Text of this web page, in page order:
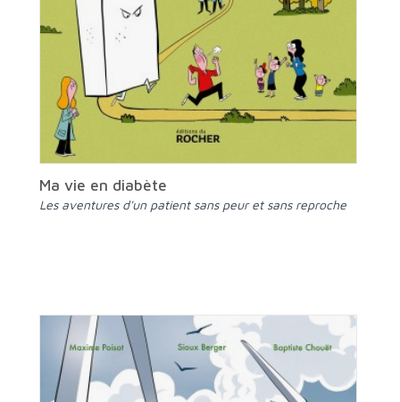
Ma vie en diabète
Les aventures d'un patient sans peur et sans reproche